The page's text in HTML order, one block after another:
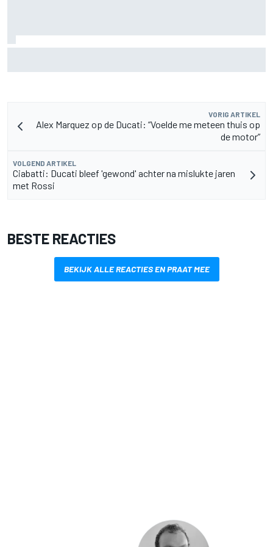
VORIG ARTIKEL
Alex Marquez op de Ducati: “Voelde me meteen thuis op
de motor”
VOLGEND ARTIKEL
Ciabatti: Ducati bleef 'gewond' achter na mislukte jaren
met Rossi
BESTE REACTIES
BEKIJK ALLE REACTIES EN PRAAT MEE